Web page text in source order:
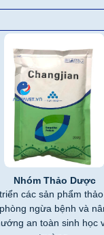
Nhóm Thảo Dược
các sản phẩm
ngừa bệnh và
an toàn sinh học